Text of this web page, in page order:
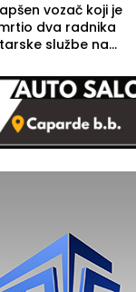
vozač koji je
dva radnika
službe na
Šapcu